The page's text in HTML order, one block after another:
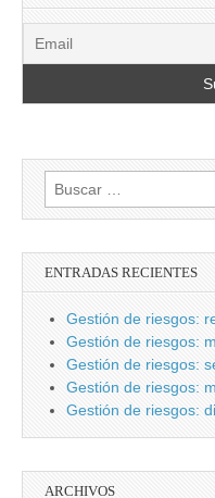
Buscar:
ENTRADAS RECIENTES
Gestión de riesgos:
Gestión de riesgos:
Gestión de riesgos:
Gestión de riesgos:
Gestión de riesgos:
ARCHIVOS